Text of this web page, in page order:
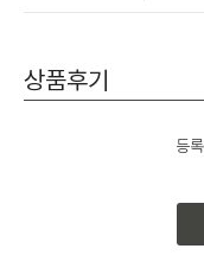
상품후기
등